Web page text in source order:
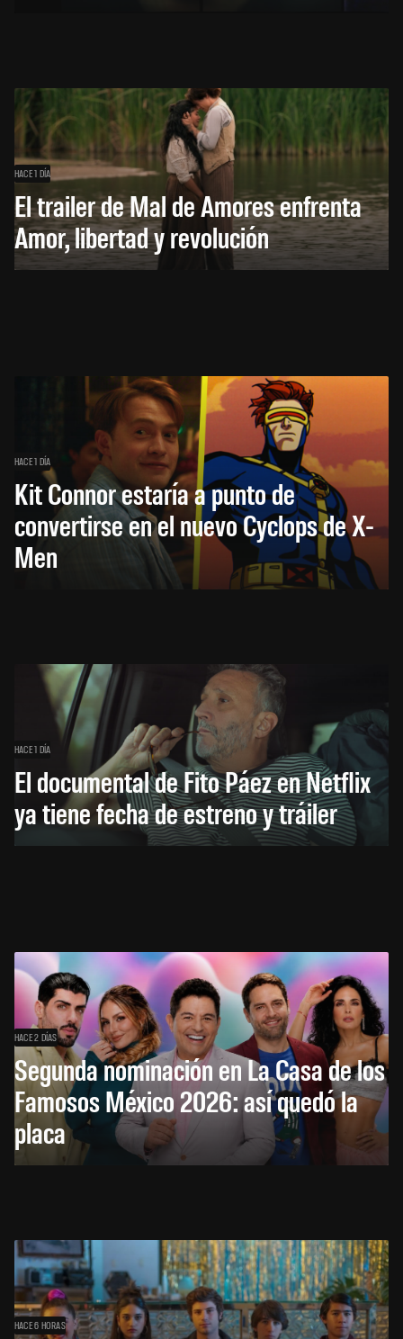
HACE 1 DÍA
El trailer de Mal de Amores enfrenta
Amor, libertad y revolución
HACE 1 DÍA
Kit Connor estaría a punto de
convertirse en el nuevo Cyclops de X-
Men
HACE 1 DÍA
El documental de Fito Páez en Netflix
ya tiene fecha de estreno y tráiler
HACE 2 DÍAS
Segunda nominación en La Casa de los
Famosos México 2026: así quedó la
placa
HACE 6 HORAS